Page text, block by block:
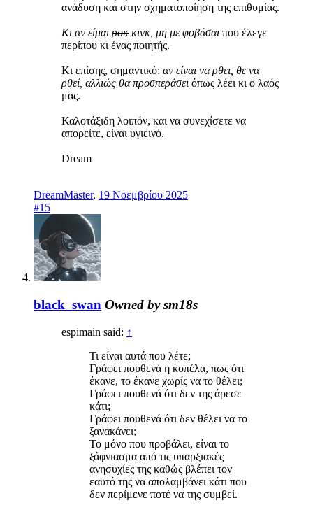
ανάδυση και στην σχηματοποίηση της επιθυμίας.
Κι αν είμαι ροκ κινκ, μη με φοβάσαι που έλεγε
περίπου κι ένας ποιητής.
Κι επίσης, σημαντικό: αν είναι να ρθει, θε να
ρθεί, αλλιώς θα προσπεράσει όπως λέει κι ο λαός
μας.
Καλοτάξιδη λοιπόν, και να συνεχίσετε να
απορείτε, είναι υγιεινό.
Dream
DreamMaster, 19 Νοεμβρίου 2025
#15
black_swan Owned by sm18s
espimain said: ↑
Τι είναι αυτά που λέτε;
Γράφει πουθενά η κοπέλα, πως ότι
έκανε, το έκανε χωρίς να το θέλει;
Γράφει πουθενά ότι δεν της άρεσε
κάτι;
Γράφει πουθενά ότι δεν θέλει να το
ξανακάνει;
Το μόνο που προβάλει, είναι το
ξάφνιασμα από τις υπαρξιακές
ανησυχίες της καθώς βλέπει τον
εαυτό της να απολαμβάνει κάτι που
δεν περίμενε ποτέ να της συμβεί.